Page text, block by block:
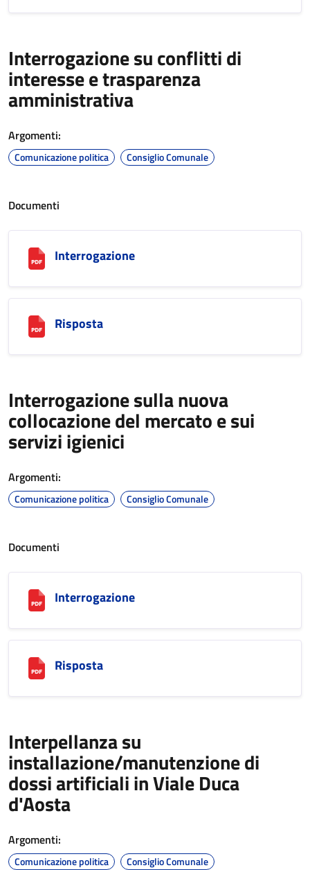
Interrogazione su conflitti di
interesse e trasparenza
amministrativa
Argomenti:
Comunicazione politica Consiglio Comunale
Documenti
Interrogazione
Risposta
Interrogazione sulla nuova
collocazione del mercato e sui
servizi igienici
Argomenti:
Comunicazione politica Consiglio Comunale
Documenti
Interrogazione
Risposta
Interpellanza su
installazione/manutenzione di
dossi artificiali in Viale Duca
d'Aosta
Argomenti:
Comunicazione politica Consiglio Comunale